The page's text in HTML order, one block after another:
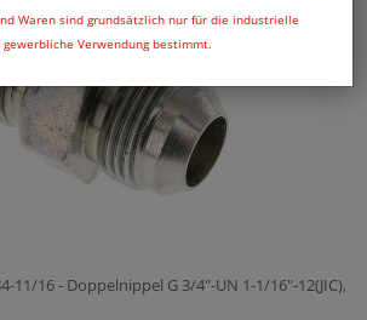
Waren sind grundsätzlich nur für die industrielle
gewerbliche Verwendung bestimmt.
11/16 - Doppelnippel G 3/4"-UN 1-1/16"-12(JIC),